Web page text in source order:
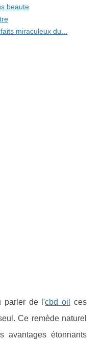
beaute
miraculeux du...
parler de l'cbd oil
ces
Ce remède naturel
avantages étonnants